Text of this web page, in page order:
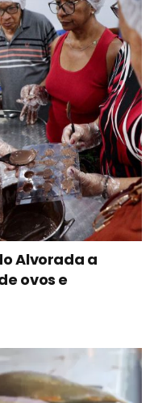
Alvorada a
ovos e